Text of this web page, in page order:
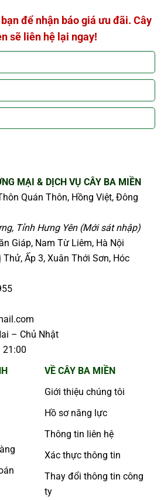
để nhận báo giá ưu đãi. Cây
sẽ liên hệ lại ngay!
MẠI & DỊCH VỤ CÂY BA MIỀN
Quán Thôn, Hồng Việt, Đông
Tỉnh Hưng Yên (Mới sát nhập)
Giáp, Nam Từ Liêm, Hà Nội
Thử, Ấp 3, Xuân Thới Sơn, Hóc
– Chủ Nhật
21:00
VỀ CÂY BA MIỀN
Giới thiệu chúng tôi
Hồ sơ năng lực
Thông tin liên hệ
Xác thực thông tin
Thay đổi thông tin công
ty